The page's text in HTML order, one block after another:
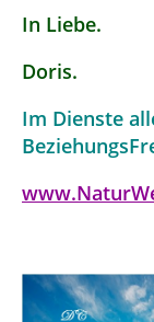
In Liebe.
Doris.
Im Dienste